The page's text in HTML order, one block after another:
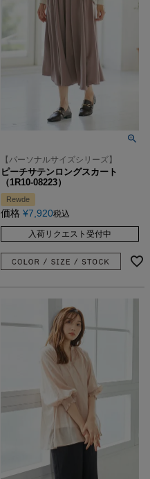
【パーソナルサイズシリーズ】
ピーチサテンロングスカート
（1R10-08223）
Rewde
価格 ¥7,920税込
入荷リクエスト受付中